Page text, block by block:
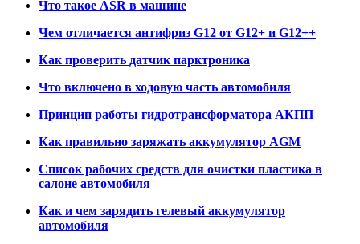
Что такое ASR в машине
Чем отличается антифриз G12 от G12+ и G12++
Как проверить датчик парктроника
Что включено в ходовую часть автомобиля
Принцип работы гидротрансформатора АКПП
Как правильно заряжать аккумулятор AGM
Список рабочих средств для очистки пластика в
салоне автомобиля
Как и чем зарядить гелевый аккумулятор
автомобиля